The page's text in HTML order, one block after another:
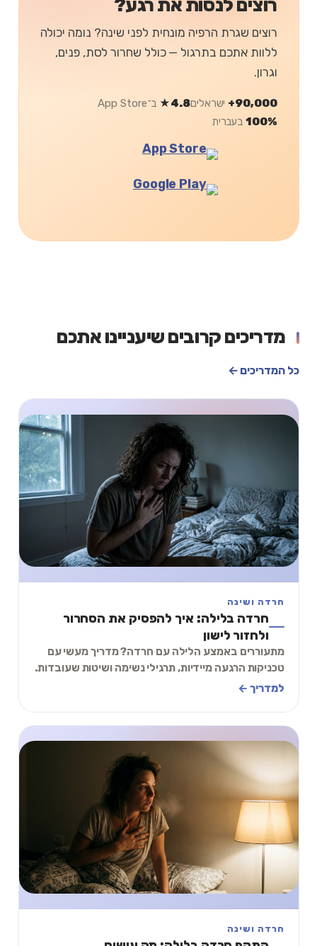
רוצים לנסות את רגע?
רוצים שגרת הרפיה מונחית לפני שינה? נומה יכולה
ללוות אתכם בתרגול — כולל שחרור לסת, פנים,
וגרון.
90,000+ ישראלים4.8★
ב־App Store
100%בעברית
מדריכים קרובים שיעניינו אתכם
כל המדריכים ←
חרדה ושינה
חרדה בלילה: איך להפסיק את הסחרור
ולחזור לישון
מתעוררים באמצע הלילה עם חרדה? מדריך מעשי עם
טכניקות הרגעה מיידיות, תרגילי נשימה ושיטות שעובדות.
כולל תרגיל 2 דקות שתוכלו לעשות עכשיו.
למדריך ←
חרדה ושינה